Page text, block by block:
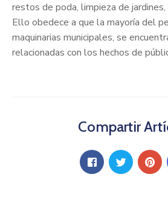
restos de poda, limpieza de
Ello obedece a que la mayoría del
maquinarias municipales, se
relacionadas con los hechos de
Compartir